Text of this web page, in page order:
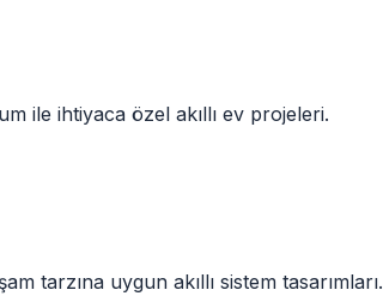
ile ihtiyaca özel akıllı ev projeleri.
tarzına uygun akıllı sistem tasarımları.